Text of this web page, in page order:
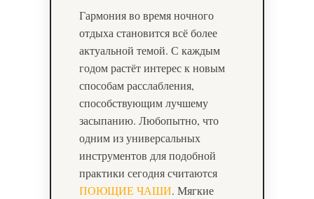
Гармония во время ночного
отдыха становится всё более
актуальной темой. С каждым
годом растёт интерес к новым
способам расслабления,
способствующим лучшему
засыпанию. Любопытно, что
одним из универсальных
инструментов для подобной
практики сегодня считаются
ПОЮЩИЕ ЧАШИ. Мягкие